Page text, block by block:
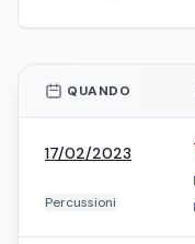
QUANDO
17/02/2023
Percussioni